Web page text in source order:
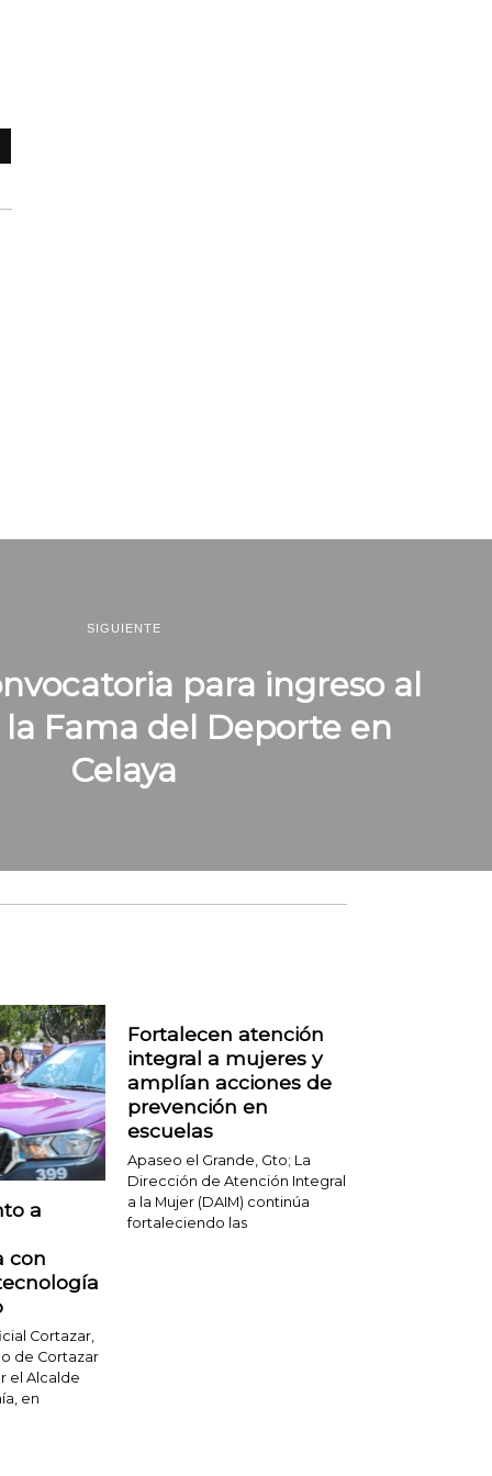
SIGUIENTE
para ingreso al
Fama del Deporte en
Celaya
a
con
Cortazar,
de Cortazar
el Alcalde
en
Fortalecen atención
integral a mujeres y
amplían acciones de
prevención en
escuelas
Apaseo el Grande, Gto; La
Dirección de Atención Integral
a la Mujer (DAIM) continúa
fortaleciendo las